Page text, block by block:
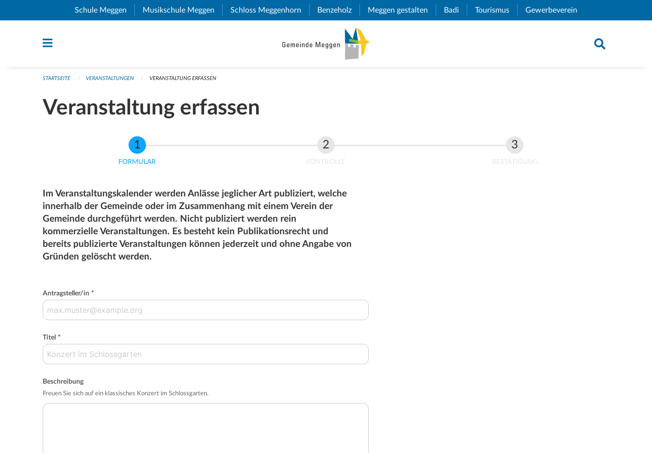
Navigation überspringen
Schule Meggen (External Link)
Musikschule Meggen (External Link)
Schloss Meggenhorn (External Link)
Benzeholz (External Link)
Meggen gestalten (External Link)
Badi (External Link)
Tourismus (External Link)
Gewerbeverein
STARTSEITE VERANSTALTUNGEN VERANSTALTUNG ERFASSEN
Veranstaltung erfassen
FORMULAR KONTROLLE BESTÄTIGUNG
Im Veranstaltungskalender werden Anlässe jeglicher Art publiziert, welche
innerhalb der Gemeinde oder im Zusammenhang mit einem Verein der
Gemeinde durchgeführt werden. Nicht publiziert werden rein
kommerzielle Veranstaltungen. Es besteht kein Publikationsrecht und
bereits publizierte Veranstaltungen können jederzeit und ohne Angabe von
Gründen gelöscht werden.
Antragsteller/in *
Titel *
Beschreibung
Freuen Sie sich auf ein klassisches Konzert im Schlossgarten.